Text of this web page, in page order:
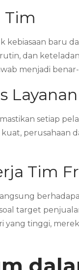
Tim
baru
dan
menjadi
Layanan
setiap
perusahaan
Tim
target
tinggi,